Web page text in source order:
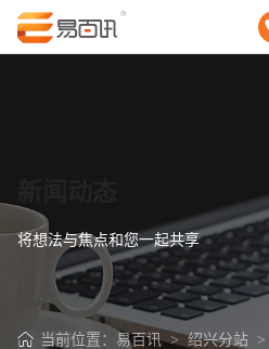
将想法与焦点和您一起共享
当前位置： 易百讯>绍兴分站>